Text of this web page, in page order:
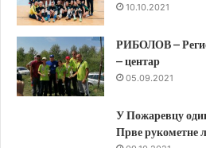
10.10.2021
РИБОЛОВ –
– центар
05.09.2021
У Пожаревцу
Прве рукометне